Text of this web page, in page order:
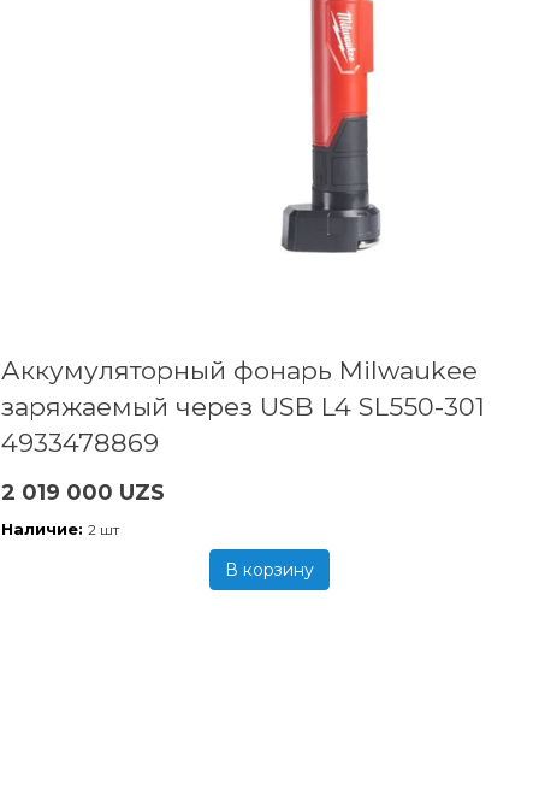
Аккумуляторный фонарь Milwaukee
заряжаемый через USB L4 SL550-301
4933478869
2 019 000 UZS
Наличие: 2 шт
В корзину